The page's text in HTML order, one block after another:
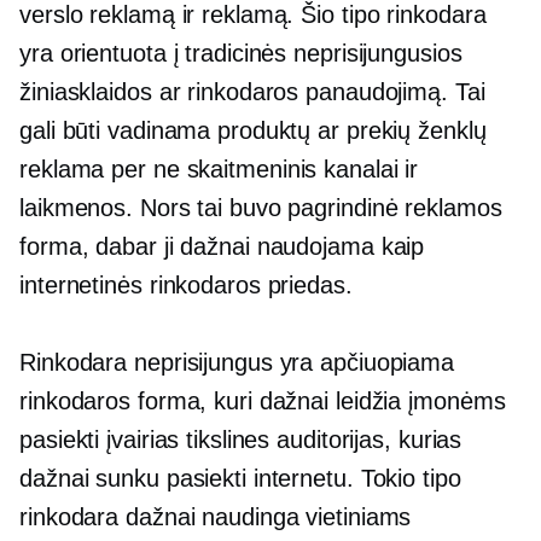
verslo reklamą ir reklamą. Šio tipo rinkodara
yra orientuota į tradicinės neprisijungusios
žiniasklaidos ar rinkodaros panaudojimą. Tai
gali būti vadinama produktų ar prekių ženklų
reklama per ne skaitmeninis kanalai ir
laikmenos. Nors tai buvo pagrindinė reklamos
forma, dabar ji dažnai naudojama kaip
internetinės rinkodaros priedas.
Rinkodara neprisijungus yra apčiuopiama
rinkodaros forma, kuri dažnai leidžia įmonėms
pasiekti įvairias tikslines auditorijas, kurias
dažnai sunku pasiekti internetu. Tokio tipo
rinkodara dažnai naudinga vietiniams